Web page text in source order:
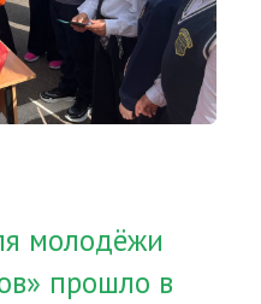
молодёжи
прошло в